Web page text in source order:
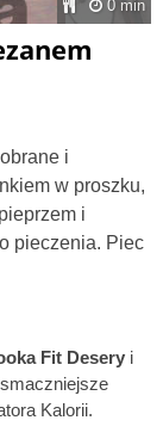
0 min
i
w proszku,
i
pieczenia. Piec
5 minut), aż
na ciepło.
Fit Desery i
Kalorii.